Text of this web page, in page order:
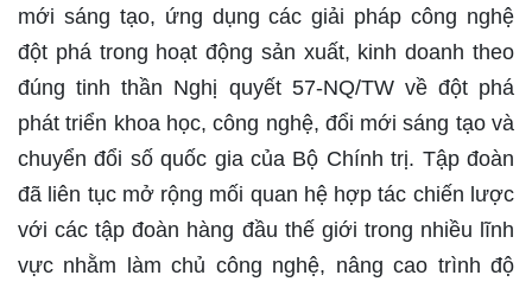
mới sáng tạo, ứng dụng các giải pháp công nghệ
đột phá trong hoạt động sản xuất, kinh doanh theo
đúng tinh thần Nghị quyết 57-NQ/TW về đột phá
phát triển khoa học, công nghệ, đổi mới sáng tạo và
chuyển đổi số quốc gia của Bộ Chính trị. Tập đoàn
đã liên tục mở rộng mối quan hệ hợp tác chiến lược
với các tập đoàn hàng đầu thế giới trong nhiều lĩnh
vực nhằm làm chủ công nghệ, nâng cao trình độ